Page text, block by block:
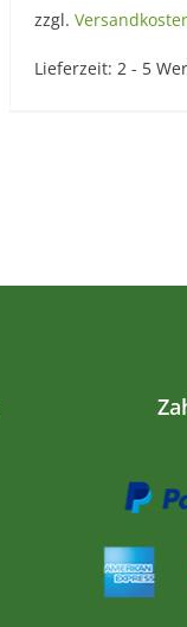
zzgl.
Lieferzeit: 2 - 5